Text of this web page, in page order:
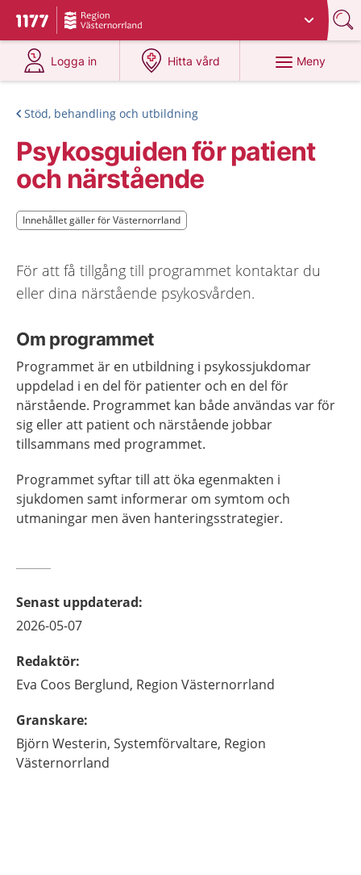
Till startsidan för 1177
Du har valt region
Logga in
på 1177.se
Hitta vård
på 1177.se
Meny
Stöd, behandling och utbildning
Psykosguiden för patient
och närstående
Innehållet gäller för Västernorrland
Innehållet gäller för Västernorrland
För att få tillgång till programmet kontaktar du
eller dina närstående psykosvården.
Om programmet
Programmet är en utbildning i psykossjukdomar
uppdelad i en del för patienter och en del för
närstående. Programmet kan både användas var för
sig eller att patient och närstående jobbar
tillsammans med programmet.
Programmet syftar till att öka egenmakten i
sjukdomen samt informerar om symtom och
utmaningar men även hanteringsstrategier.
Senast uppdaterad:
2026-05-07
Redaktör:
Eva Coos Berglund, Region Västernorrland
Granskare:
Björn Westerin, Systemförvaltare, Region
Västernorrland